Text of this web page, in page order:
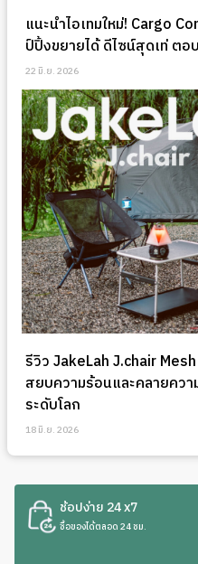
แนะนำไอเทมใหม่! Cargo
ป์ปิ้งขยายได้ ดีไซน์สุดเท่ ตอ
22 มิ.ย. 2026
รีวิว JakeLah J.chair
สยบความร้อนและคลายคว
ระดับโลก
18 มิ.ย. 2026
ช้อปง่าย 24 x7
ซื้อของได้ตลอด 24 ชม.